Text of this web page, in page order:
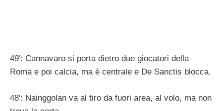
49′: Cannavaro si porta dietro due giocatori della
Roma e poi calcia, ma è centrale e De Sanctis blocca.
48′: Nainggolan va al tiro da fuori area, al volo, ma non